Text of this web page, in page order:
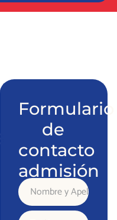
Formulario
de
contacto
admisión
Nombre